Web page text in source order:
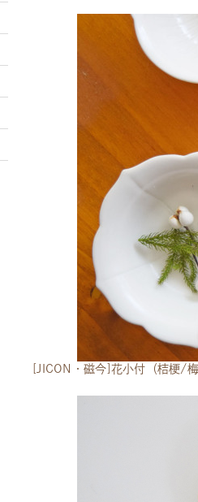
[JICON・磁今]花小付（桔梗/